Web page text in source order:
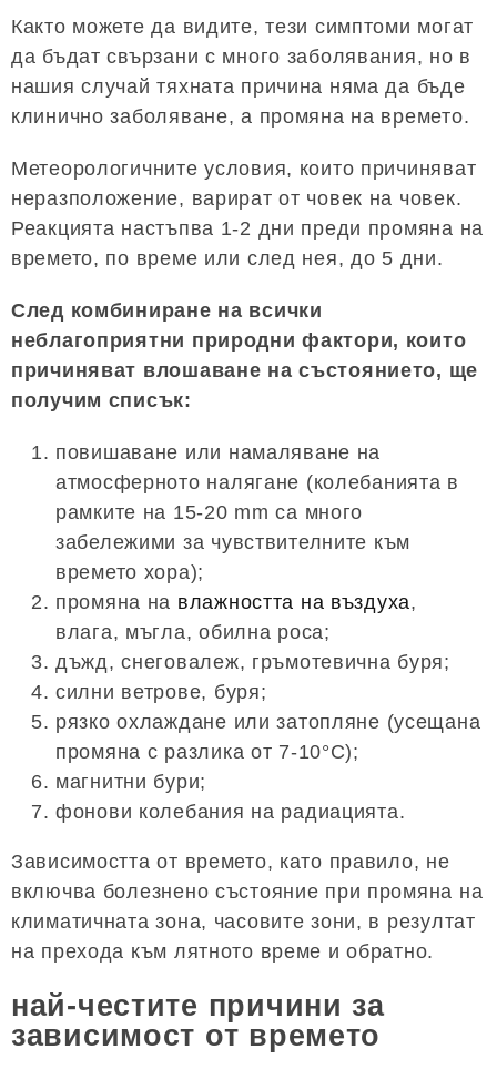
Както можете да видите, тези симптоми могат
да бъдат свързани с много заболявания, но в
нашия случай тяхната причина няма да бъде
клинично заболяване, а промяна на времето.
Метеорологичните условия, които причиняват
неразположение, варират от човек на човек.
Реакцията настъпва 1-2 дни преди промяна на
времето, по време или след нея, до 5 дни.
След комбиниране на всички
неблагоприятни природни фактори, които
причиняват влошаване на състоянието, ще
получим списък:
повишаване или намаляване на
атмосферното налягане (колебанията в
рамките на 15-20 mm са много
забележими за чувствителните към
времето хора);
промяна на влажността на въздуха,
влага, мъгла, обилна роса;
дъжд, снеговалеж, гръмотевична буря;
силни ветрове, буря;
рязко охлаждане или затопляне (усещана
промяна с разлика от 7-10°C);
магнитни бури;
фонови колебания на радиацията.
Зависимостта от времето, като правило, не
включва болезнено състояние при промяна на
климатичната зона, часовите зони, в резултат
на прехода към лятното време и обратно.
най-честите причини за
зависимост от времето